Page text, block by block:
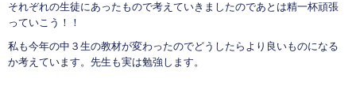
それぞれの生徒にあったもので考えていきましたのであとは精一杯頑張
っていこう！！
私も今年の中３生の教材が変わったのでどうしたらより良いものになる
か考えています。先生も実は勉強します。